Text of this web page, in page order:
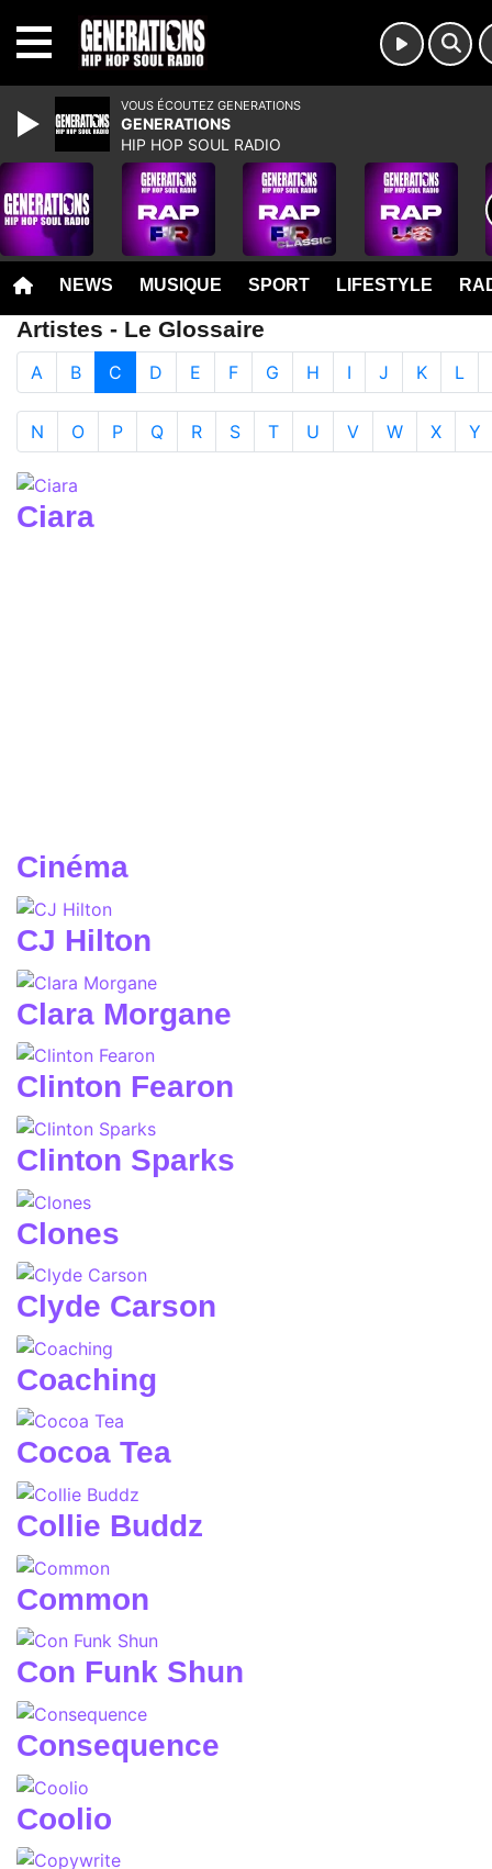
NEWS MUSIQUE SPORT LIFESTYLE
Artistes - Le Glossaire
A B C D E F G H I J K L
N O P Q R S T U V W X Y
Ciara
Cinéma
CJ Hilton
Clara Morgane
Clinton Fearon
Clinton Sparks
Clones
Clyde Carson
Coaching
Cocoa Tea
Collie Buddz
Common
Con Funk Shun
Consequence
Coolio
VOUS ÉCOUTEZ GENERATIONS
GENERATIONS
HIP HOP SOUL RADIO